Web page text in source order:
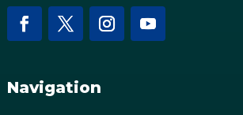
Navigation